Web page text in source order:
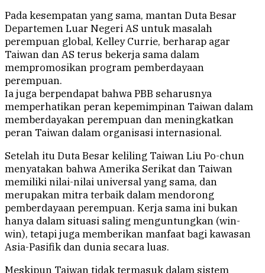
Pada kesempatan yang sama, mantan Duta Besar
Departemen Luar Negeri AS untuk masalah
perempuan global, Kelley Currie, berharap agar
Taiwan dan AS terus bekerja sama dalam
mempromosikan program pemberdayaan
perempuan.
Ia juga berpendapat bahwa PBB seharusnya
memperhatikan peran kepemimpinan Taiwan dalam
memberdayakan perempuan dan meningkatkan
peran Taiwan dalam organisasi internasional.
Setelah itu Duta Besar keliling Taiwan Liu Po-chun
menyatakan bahwa Amerika Serikat dan Taiwan
memiliki nilai-nilai universal yang sama, dan
merupakan mitra terbaik dalam mendorong
pemberdayaan perempuan. Kerja sama ini bukan
hanya dalam situasi saling menguntungkan (win-
win), tetapi juga memberikan manfaat bagi kawasan
Asia-Pasifik dan dunia secara luas.
Meskipun Taiwan tidak termasuk dalam sistem